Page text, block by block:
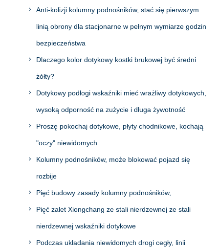
Anti-kolizji kolumny podnośników, stać się pierwszym
linią obrony dla stacjonarne w pełnym wymiarze godzin
bezpieczeństwa
Dlaczego kolor dotykowy kostki brukowej być średni
żółty?
Dotykowy podłogi wskaźniki mieć wrażliwy dotykowych,
wysoką odporność na zużycie i długa żywotność
Proszę pokochaj dotykowe, płyty chodnikowe, kochają
"oczy" niewidomych
Kolumny podnośników, może blokować pojazd się
rozbije
Pięć budowy zasady kolumny podnośników,
Pięć zalet Xiongchang ze stali nierdzewnej ze stali
nierdzewnej wskaźniki dotykowe
Podczas układania niewidomych drogi cegły, linii